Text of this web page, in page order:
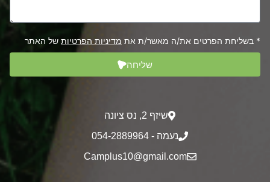
* בשליחת הפרטים את/ה מאשר/ת את מדיניות הפרטיות של האתר
שליחה
שיזף 2‎, נס ציונה
נעמה - 054-2889964
Camplus10@gmail.com